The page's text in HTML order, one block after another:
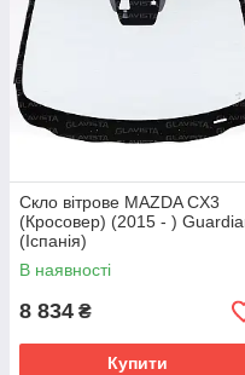
Скло вітрове MAZDA CX3
(Кросовер) (2015 - )
(Іспанія)
В наявності
8 834 ₴
Купити